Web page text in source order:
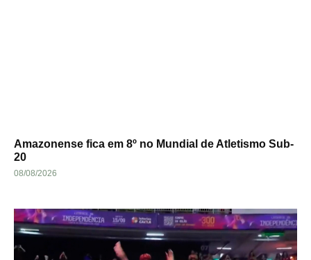
Amazonense fica em 8º no Mundial de Atletismo Sub-
20
08/08/2026